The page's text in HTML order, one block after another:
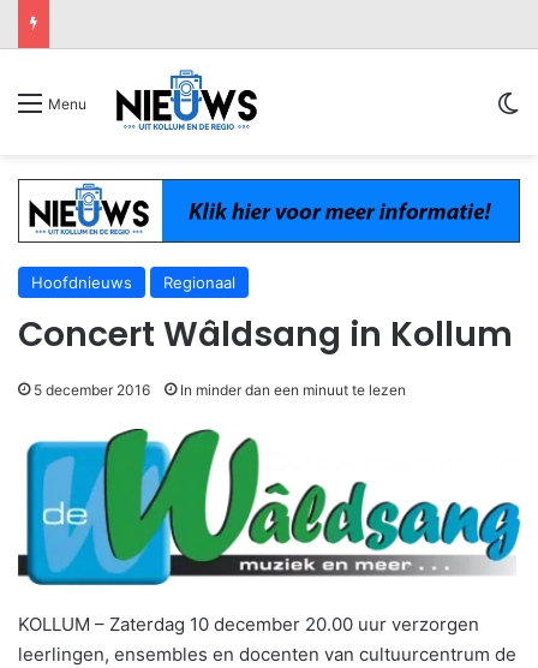
Menu
Hoofdnieuws Regionaal
Concert Wâldsang in Kollum
5 december 2016 In minder dan een minuut te lezen
KOLLUM – Zaterdag 10 december 20.00 uur verzorgen
leerlingen, ensembles en docenten van cultuurcentrum de